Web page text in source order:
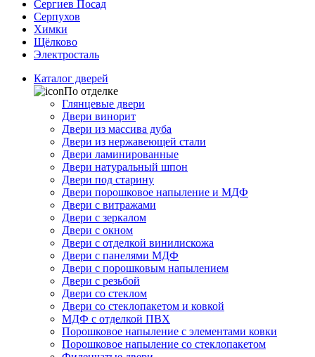
Сергиев Посад
Серпухов
Химки
Щёлково
Электросталь
Каталог дверей
По отделке
Глянцевые двери
Двери винорит
Двери из массива дуба
Двери из нержавеющей стали
Двери ламинированные
Двери натуральный шпон
Двери под старину
Двери порошковое напыление и МДФ
Двери с витражами
Двери с зеркалом
Двери с окном
Двери с отделкой винилискожа
Двери с панелями МДФ
Двери с порошковым напылением
Двери с резьбой
Двери со стеклом
Двери со стеклопакетом и ковкой
МДФ с отделкой ПВХ
Порошковое напыление с элементами ковки
Порошковое напыление со стеклопакетом